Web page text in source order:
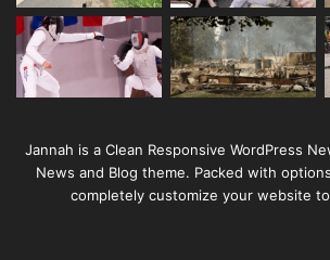
Jannah is a Clean Responsive WordPress
News and Blog theme. Packed with
completely customize your website